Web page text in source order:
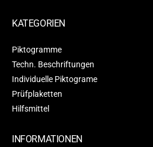
KATEGORIEN
Piktogramme
Techn. Beschriftungen
Individuelle Piktograme
Prüfplaketten
Hilfsmittel
INFORMATIONEN